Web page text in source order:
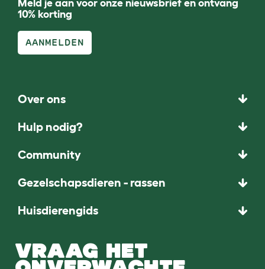
Meld je aan voor onze nieuwsbrief en ontvang
10% korting
AANMELDEN
Over ons
Hulp nodig?
Community
Gezelschapsdieren - rassen
Huisdierengids
VRAAG HET